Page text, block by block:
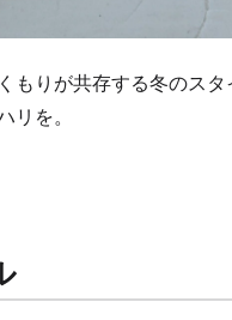
もりが共存する冬のス
リを。